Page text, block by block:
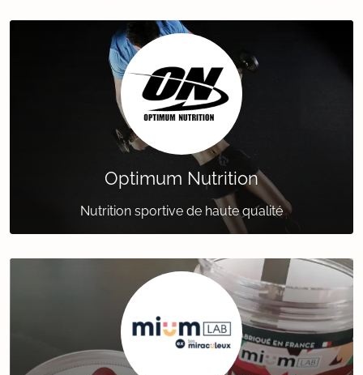
Optimum Nutrition
Nutrition sportive de haute qualité